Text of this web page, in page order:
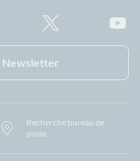
Newsletter
Recherche bureau de
poste